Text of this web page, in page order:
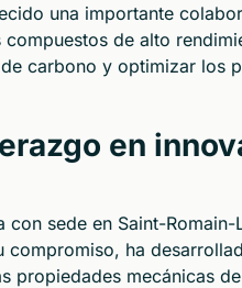
una importante
de alto
carbono y optimizar los
en
con sede en Saint-
compromiso, ha
propiedades mecánicas